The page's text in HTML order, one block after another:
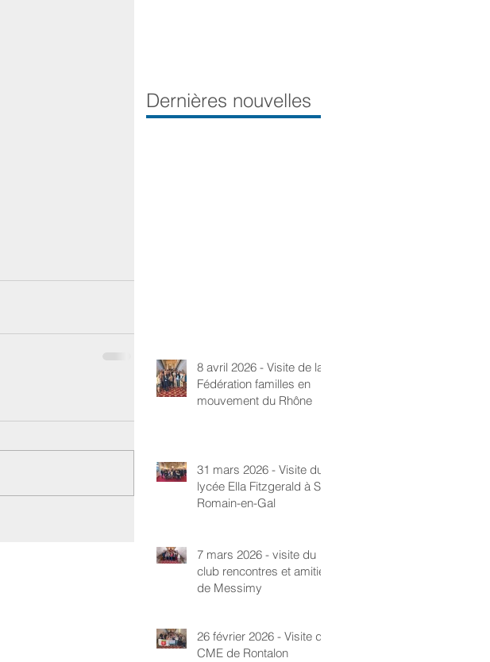
Dernières nouvelles
8 avril 2026 - Visite de la
Fédération familles en
mouvement du Rhône
31 mars 2026 - Visite du
lycée Ella Fitzgerald à St-
Romain-en-Gal
7 mars 2026 - visite du
club rencontres et amitié
de Messimy
26 février 2026 - Visite du
CME de Rontalon